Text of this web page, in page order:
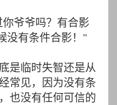
爷爷吗？有合影
没有条件合影！"
是临时失智还是从
常见，因为没有条
也没有任何可信的